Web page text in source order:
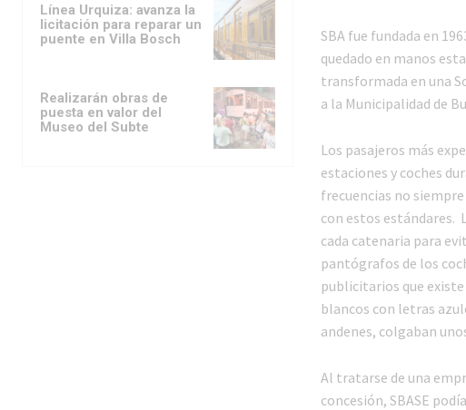
Línea Urquiza: avanza la
licitación para reparar un
puente en Villa Bosch
Realizarán obras de
puesta en valor del
Museo del Subte
SBA fue fundada en
quedado en manos
transformada en una
a la Municipalidad de
Los pasajeros más
estaciones y coches
frecuencias no
con estos estándares.
cada catenaria para
pantógrafos de los
publicitarios que
blancos con letras
andenes, colgaban
Al tratarse de una
concesión, SBASE